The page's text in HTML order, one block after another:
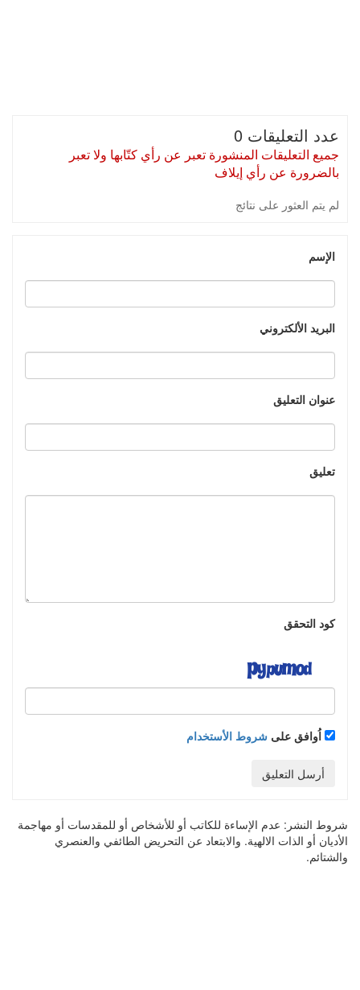
عدد التعليقات 0
جميع التعليقات المنشورة تعبر عن رأي كتّابها ولا تعبر
بالضرورة عن رأي إيلاف
لم يتم العثور على نتائج
الإسم
البريد الألكتروني
عنوان التعليق
تعليق
كود التحقق
اُوافق على شروط الأستخدام
أرسل التعليق
شروط النشر: عدم الإساءة للكاتب أو للأشخاص أو للمقدسات أو مهاجمة
الأديان أو الذات الالهية. والابتعاد عن التحريض الطائفي والعنصري
والشتائم.